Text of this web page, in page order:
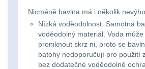
Svítilny
CR123A
nebo
14500 / AA / AAA 4
16340 a CR1231
Nicméně bavlna má i několik
Nízká voděodolnost: Samotná
voděodolný materiál. Voda
proniknout skrz ni, proto se
batohy nedoporučují pro použití
bez dodatečné voděodolné